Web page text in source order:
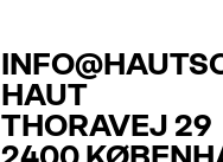
HAUT
THORAVEJ 29